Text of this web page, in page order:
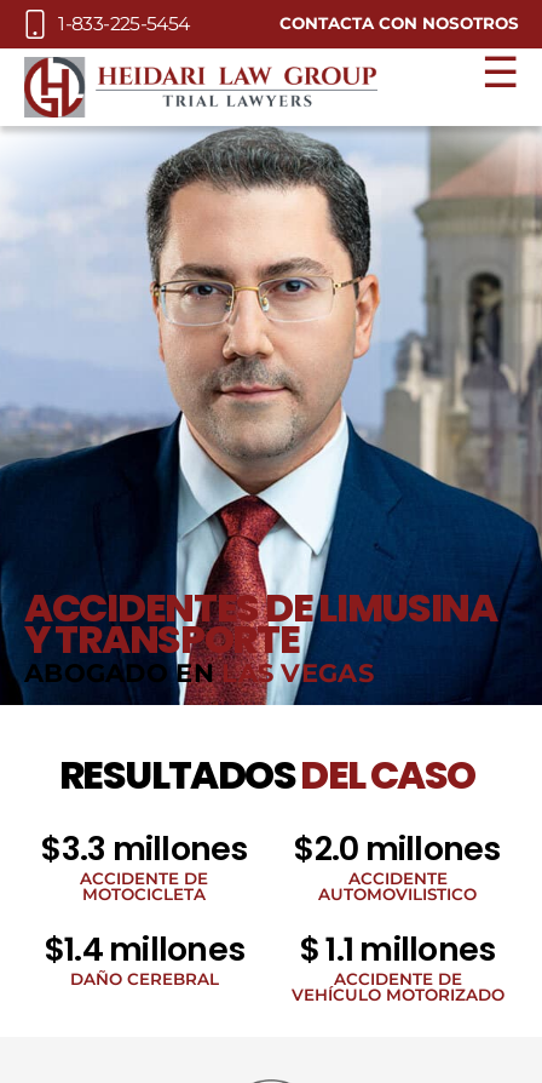
Skip to Main Content
1-833-225-5454 CONTACTA CON NOSOTROS
☰
ACCIDENTES DE LIMUSINA
Y TRANSPORTE
ABOGADO ENLAS VEGAS
RESULTADOSDEL CASO
$3.3 millones
ACCIDENTE DE
MOTOCICLETA
$2.0 millones
ACCIDENTE
AUTOMOVILISTICO
$1.4 millones
DAÑO CEREBRAL
$ 1.1 millones
ACCIDENTE DE
VEHÍCULO MOTORIZADO